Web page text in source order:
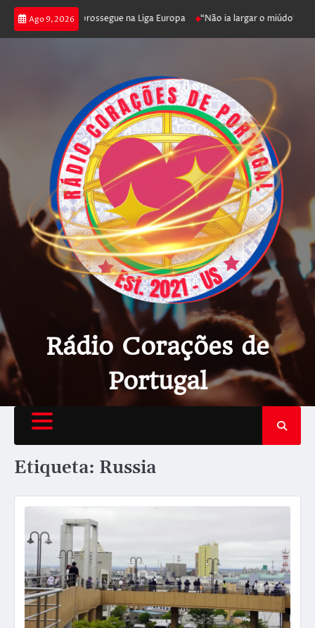
Ago 9, 2026
joga poker e prossegue na Liga Europa “Não ia largar o miúdo”.
Rádio Corações de
Portugal
Etiqueta: Russia